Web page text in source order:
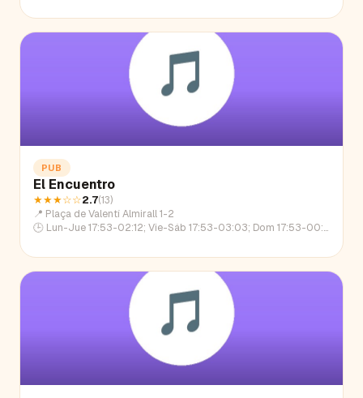
PUB
El Encuentro
★★★☆☆2.7(13)
📍 Plaça de Valentí Almirall 1-2
🕒 Lun-Jue 17:53-02:12; Vie-Sáb 17:53-03:03; Dom 17:53-00:46